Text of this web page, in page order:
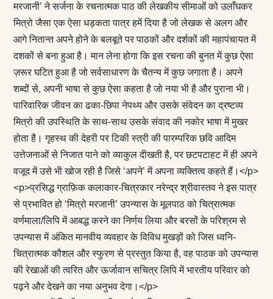
मरजानी’ ने सर्जना के रचनात्मक पाठ की लेखकीय सीमाओं को उलाँघकर
मित्रो जैसा एक ऐसा धड़कता पात्र हमें दिया है जो लेखक से अलग और
आगे नितान्त अपने होने के बलबूते पर पाठकों और दर्शकों की महापंचायत में
दशकों से बना हुआ है। मान लेना होगा कि इस रचना की बुनत में कुछ ऐसा
ज़रूर घटित हुआ है जो सर्वसाधारण के चैतन्य में कुछ जगाता है। अपने
शब्दों से, अपनी भाषा से कुछ ऐसा कहता है जो नया भी है और पुराना भी।
पारिवारिक जीवन का ढका-छिपा नेपथ्य और उसके संवेदन का द्रष्टव्य
मित्रो की उपस्थिति के साथ-साथ उसके संवाद की नकोर भाषा में मुखर
होता है। गृहस्थ की देहरी पर टिकी स्त्री की पारम्परिक छवि आदिम
उत्तेजनाओं से निजात पाने को व्याकुल दीखती है, पर छटपटाहट में ही अपने
वजूद में उसे भी खोज रही है जिसे ‘अपने’ में अपना व्यक्तित्व कहते हैं।</p>
<p>प्रसिद्ध ग्राफ़िक कलाकार-चित्रकार नरेन्द्र श्रीवास्तव ने इस पात्र
से प्रभावित हो ‘मित्रो मरजानी’ उपन्यास के मूलपाठ को चित्रात्मक
वर्णमाला/लिपि में आबद्ध करने का निर्णय लिया और बरसों के परिश्रम से
उपन्यास में अंकित मानवीय व्यवहार के विविध मुखड़ों को जिस ध्वनि-
चित्रात्मक कौशल और स्फुरण से प्रस्तुत किया है, वह पाठक को उपन्यास
की रेखाओं की त्वरित और ऊर्जावान सचित्र लिपि में भारतीय परिवार को
पढ़ने और देखने का नया अनुभव देगा।</p>